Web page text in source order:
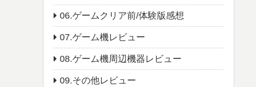
06.ゲームクリア前/体験版感想
07.ゲーム機レビュー
08.ゲーム機周辺機器レビュー
09.その他レビュー